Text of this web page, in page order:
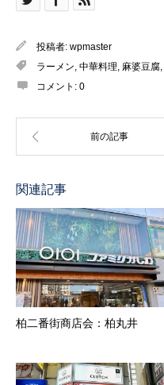
投稿者: wpmaster
ラーメン, 中華料理, 麻婆豆腐,
コメント: 0
関連記事
柏二番街商店会：柏丸井